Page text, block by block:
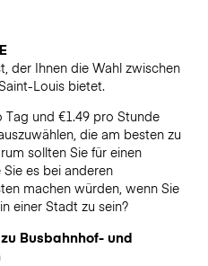
der Ihnen die Wahl zwischen
Louis bietet.
Tag und €1.49 pro Stunde
die am besten zu
sollten Sie für einen
es bei anderen
machen würden, wenn Sie
einer Stadt zu sein?
Busbahnhof- und